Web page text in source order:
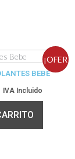
¡OFER
BEBE
IVA Incluido